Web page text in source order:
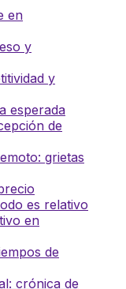
en
y
y
esperada
de
grietas
es relativo
en
de
crónica de